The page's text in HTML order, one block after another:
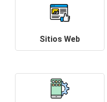
Sitios Web